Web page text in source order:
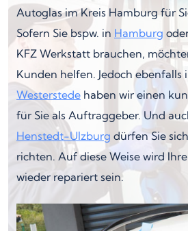
Autoglas im Kreis Hamburg für
Sofern Sie bspw. in Hamburg
KFZ Werkstatt brauchen,
Kunden helfen. Jedoch ebenfalls
Westerstede haben wir einen
für Sie als Auftraggeber. Und
Henstedt-Ulzburg dürfen Sie
richten. Auf diese Weise wird
wieder repariert sein.